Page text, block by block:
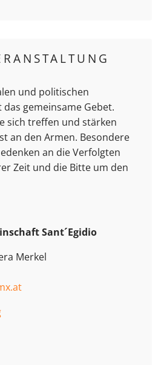
und politischen
gemeinsame Gebet.
sich treffen und stärken
an den Armen. Besondere
an die Verfolgten
Zeit und die Bitte um den
Sant´Egidio
Merkel